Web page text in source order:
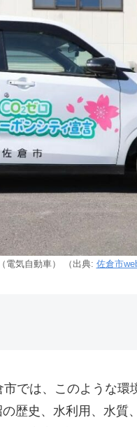
電気自動車） （出典: 佐倉市
では、このような
歴史、水利用、水